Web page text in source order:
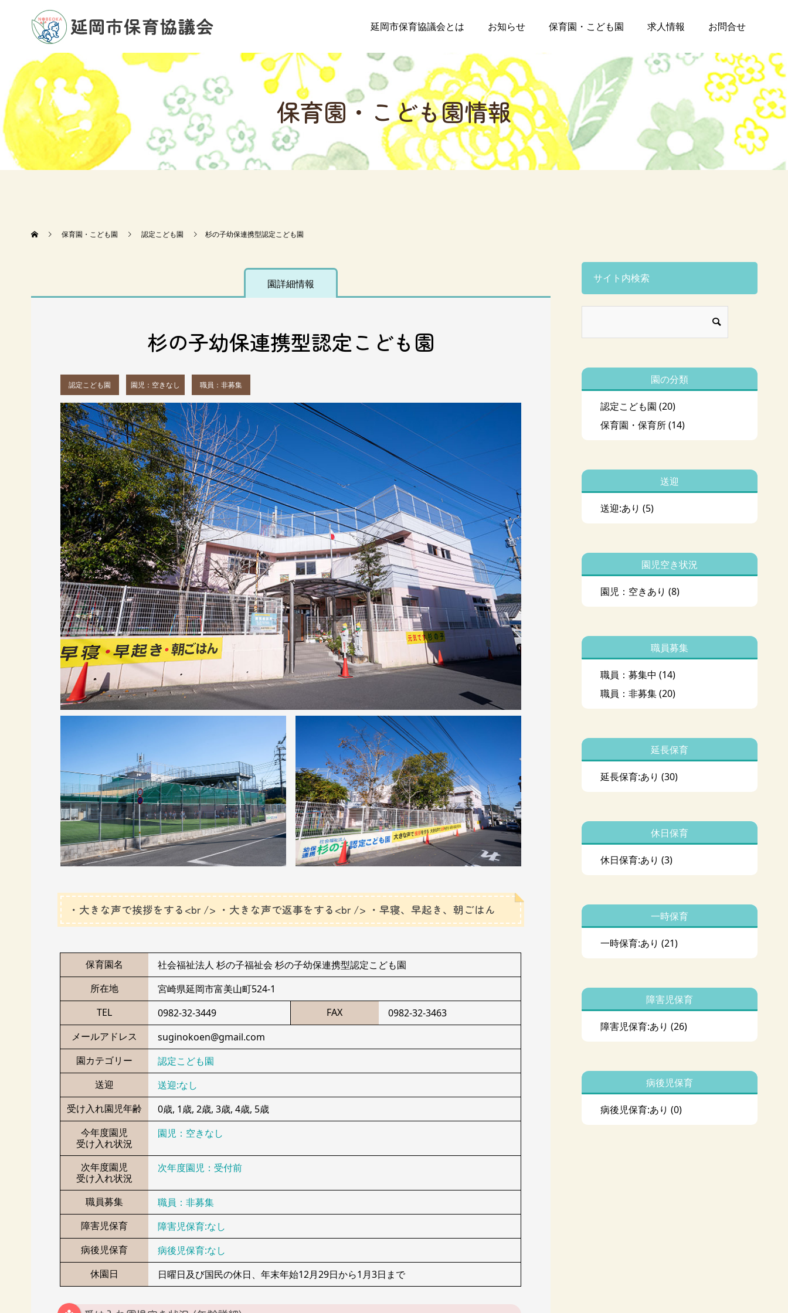
延岡市保育協議会とは お知らせ 保育園・こども園 求人情報 お問合せ
保育園・ こども園情報
保育園・こども園 認定こども園 杉の子幼保連携型認定こども園
園詳細情報
杉の子幼保連携型認定こども園
認定こども園 園児：空きなし 職員：非募集
・大きな声で挨拶をする<br /> ・大きな声で返事をする<br /> ・早寝、早起き、朝ごはん
保育園名
社会福祉法人 杉の子福祉会 杉の子幼保連携型認定こども園
所在地
宮崎県延岡市富美山町524-1
TEL
0982-32-3449 FAX
0982-32-3463
メールアドレス
suginokoen@gmail.com
園カテゴリー
認定こども園
送迎
送迎:なし
受け入れ園児年齢
0歳, 1歳, 2歳, 3歳, 4歳, 5歳
今年度園児
受け入れ状況
園児：空きなし
次年度園児
受け入れ状況
次年度園児：受付前
職員募集
職員：非募集
障害児保育
障害児保育:なし
病後児保育
病後児保育:なし
休園日
日曜日及び国民の休日、年末年始12月29日から1月3日まで
サイト内検索
園の分類
認定こども園 (20)
保育園・保育所(14)
送迎
送迎:あり (5)
園児空き状況
園児：空きあり (8)
職員募集
職員：募集中 (14)
職員：非募集(20)
延長保育
延長保育:あり (30)
休日保育
休日保育:あり (3)
一時保育
一時保育:あり (21)
障害児保育
障害児保育:あり (26)
病後児保育
病後児保育:あり (0)